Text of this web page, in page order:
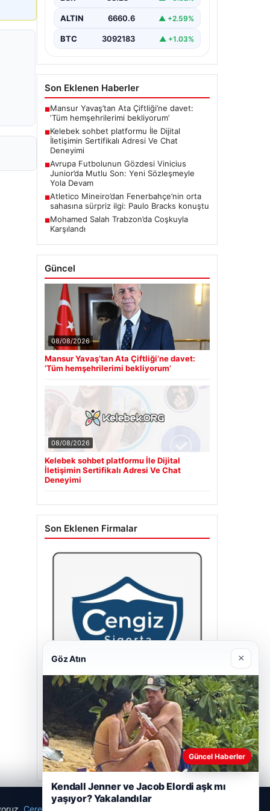
bir biçimde iletişim oluşturması ciddi
ALTIN 6660.6 ▲ +2.59%
BTC 3092183 ▲ +1.03%
Son Eklenen Haberler
■Mansur Yavaş’tan Ata Çiftliği’ne davet:
‘Tüm hemşehrilerimi bekliyorum’
■Kelebek sohbet platformu İle Dijital
İletişimin Sertifikalı Adresi Ve Chat
Deneyimi
■Avrupa Futbolunun Gözdesi Vinicius
Junior’da Mutlu Son: Yeni Sözleşmeyle
Yola Devam
■Atletico Mineiro’dan Fenerbahçe’nin orta
sahasına sürpriz ilgi: Paulo Bracks konuştu
■Mohamed Salah Trabzon’da Coşkuyla
Karşılandı
Güncel
08/08/2026
Mansur Yavaş’tan Ata Çiftliği’ne davet:
‘Tüm hemşehrilerimi bekliyorum’
08/08/2026
Kelebek sohbet platformu İle Dijital
İletişimin Sertifikalı Adresi Ve Chat
Deneyimi
Son Eklenen Firmalar
Hastaş Beton
05/26/2026
Çerez Politikamız
Göz Atın ×
Güncel Haberler
Kendall Jenner ve Jacob Elordi aşk mı
yaşıyor? Yakalandılar